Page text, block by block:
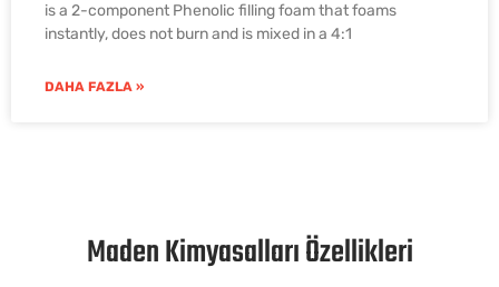
is a 2-component Phenolic filling foam that foams
instantly, does not burn and is mixed in a 4:1
DAHA FAZLA »
Maden Kimyasalları Özellikleri